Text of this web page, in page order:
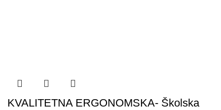
KVALITETNA ERGONOMSKA- Školska